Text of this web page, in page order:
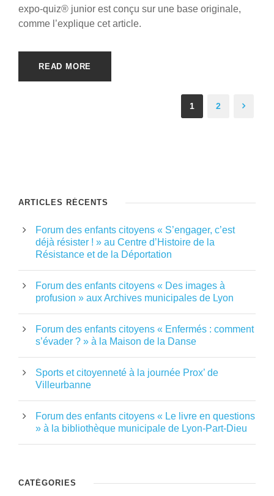
expo-quiz® junior est conçu sur une base originale,
comme l’explique cet article.
READ MORE
1 2
ARTICLES RÉCENTS
Forum des enfants citoyens « S’engager, c’est
déjà résister ! » au Centre d’Histoire de la
Résistance et de la Déportation
Forum des enfants citoyens « Des images à
profusion » aux Archives municipales de Lyon
Forum des enfants citoyens « Enfermés : comment
s’évader ? » à la Maison de la Danse
Sports et citoyenneté à la journée Prox’ de
Villeurbanne
Forum des enfants citoyens « Le livre en questions
» à la bibliothèque municipale de Lyon-Part-Dieu
CATÉGORIES